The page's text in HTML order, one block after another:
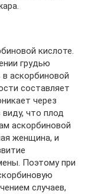
кислоте.
грудью
аскорбиновой
составляет
через
что плод
аскорбиновой
женщина, и
Поэтому при
случаев,